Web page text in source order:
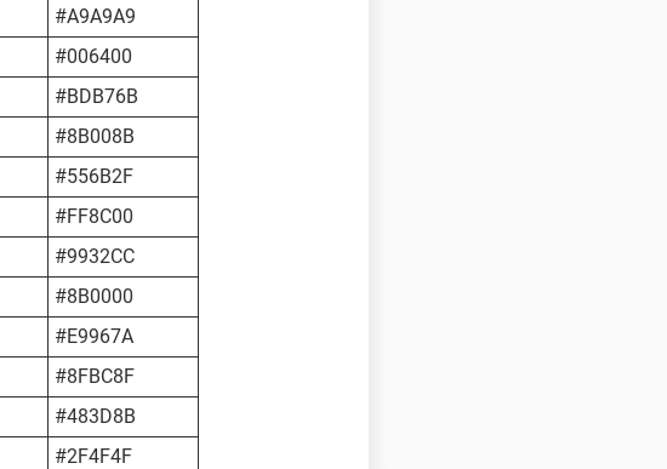
#A9A9A9
#006400
#BDB76B
#8B008B
#556B2F
#FF8C00
#9932CC
#8B0000
#E9967A
#8FBC8F
#483D8B
#2F4F4F